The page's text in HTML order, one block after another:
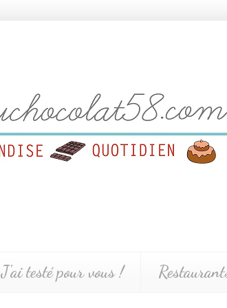
J'ai testé pour vous !